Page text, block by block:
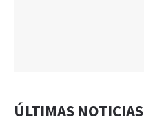
ÚLTIMAS NOTICIAS